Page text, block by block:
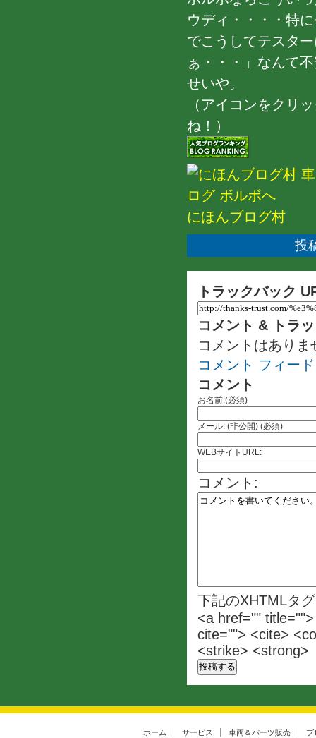
ウディ・・・・特
でこうしてテスタ
ぁ・・・」なんて
せいや。
（アイコンをクリ
ね！）
にほんブログ村
投
トラックバック
コメント & トラ
コメントはありま
コメント フィード
コメント
お名前:(必須)
メール: (非公開) (必須)
WEBサイトURL:
コメント:
下記のXHTMLタ
<a href=""
cite=""> <cite>
<strike> <strong>
ホーム サービス 車両＆パーツ販売 ブ